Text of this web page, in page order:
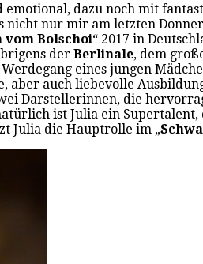
dazu noch mit
nicht nur mir am letzten
Bolschoi“ 2017 in
der Berlinale, dem
eines jungen
aber auch liebevolle
Darstellerinnen, die
ist Julia ein
Julia die Hauptrolle im „